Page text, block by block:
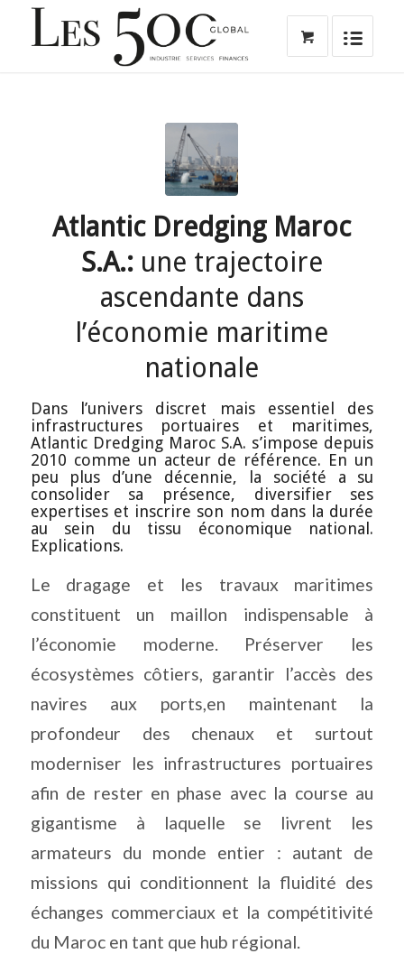
Atlantic Dredging Maroc
S.A.: une trajectoire
ascendante dans
l’économie maritime
nationale
Dans l’univers discret mais essentiel des
infrastructures portuaires et maritimes,
Atlantic Dredging Maroc S.A. s’impose depuis
2010 comme un acteur de référence. En un
peu plus d’une décennie, la société a su
consolider sa présence, diversifier ses
expertises et inscrire son nom dans la durée
au sein du tissu économique national.
Explications.
Le dragage et les travaux maritimes
constituent un maillon indispensable à
l’économie moderne. Préserver les
écosystèmes côtiers, garantir l’accès des
navires aux ports,en maintenant la
profondeur des chenaux et surtout
moderniser les infrastructures portuaires
afin de rester en phase avec la course au
gigantisme à laquelle se livrent les
armateurs du monde entier : autant de
missions qui conditionnent la fluidité des
échanges commerciaux et la compétitivité
du Maroc en tant que hub régional.